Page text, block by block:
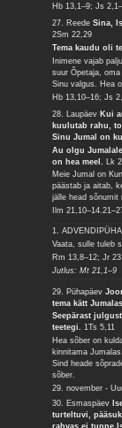
Hb 13,1–9; Js
27. ReedeSina,
2Sm 22,29
Tema kaudu oli
Inimene vajab
suur Õpetaja,
Sinu valgus. Hea
Hb 13,10–16; Js
28. Laupäev Kui
kuulutab rahu,
Sinu Jumal on
Au olgu
on hea meel.
Lk
Meie Jumal on
päästab ja aitab,
jälle head sõnumit
Ilm
1.
Vaata, sulle tuleb
Rm 13,8–12; Jr
Jutlus: Mt 21,1–9
29. Pühapäev
tema kätt
Seepärast
teetegi.1Ts 5,11
Hea sõber on
kinnitama
Sind heade
sõber.
29. november -
30. Esmaspäev
turteltuvi,